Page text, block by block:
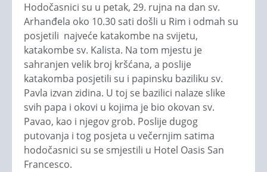
Hodočasnici su u petak, 29. rujna na dan sv.
Arhanđela oko 10.30 sati došli u Rim i odmah su
posjetili najveće katakombe na svijetu,
katakombe sv. Kalista. Na tom mjestu je
sahranjen velik broj kršćana, a poslije
katakomba posjetili su i papinsku baziliku sv.
Pavla izvan zidina. U toj se bazilici nalaze slike
svih papa i okovi u kojima je bio okovan sv.
Pavao, kao i njegov grob. Poslije dugog
putovanja i tog posjeta u večernjim satima
hodočasnici su se smjestili u Hotel Oasis San
Francesco.